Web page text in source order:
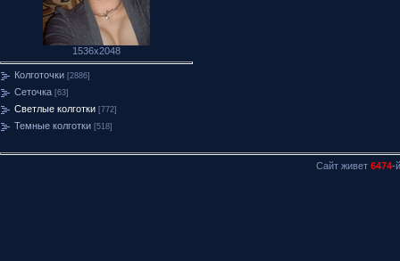
1536x2048
Колготочки [2886]
Сеточка [63]
Светлые колготки [772]
Темные колготки [518]
Сайт живет 6474-